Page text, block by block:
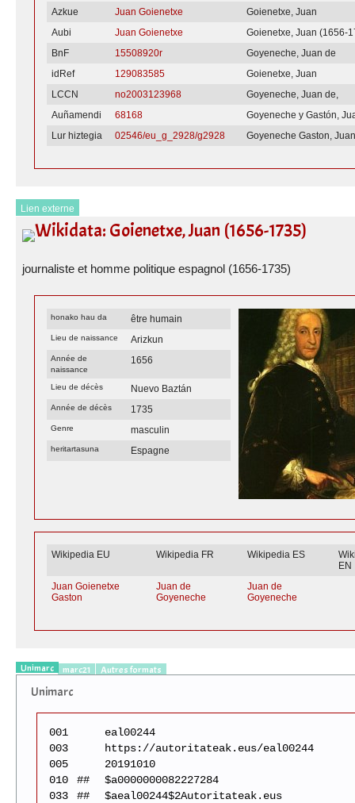
Azkue
Juan Goienetxe
Goienetxe, Juan
Aubi
Juan Goienetxe
Goienetxe, Juan (1656-
BnF
15508920r
Goyeneche, Juan de
idRef
129083585
Goienetxe, Juan
LCCN
no2003123968
Goyeneche, Juan de,
Auñamendi
68168
Goyeneche y Gastón,
Lur hiztegia
02546/eu_g_2928/g2928 Goyeneche Gaston,
Lien externe
Wikidata: Goienetxe, Juan (1656-1735)
journaliste et homme politique espagnol (1656-1735)
honako hau da être humain
Lieu de naissance Arizkun
Année de
naissance
1656
Lieu de décès Nuevo Baztán
Année de décès 1735
Genre masculin
heritartasuna Espagne
Wikipedia EU Wikipedia FR Wikipedia ES
EN
Juan Goienetxe
Gaston
Juan de
Goyeneche
Juan de
Goyeneche
Unimarc marc21 Autres formats
Unimarc
001
eal00244
003
https://autoritateak.eus/eal00244
005
20191010
010
##
$a0000000082227284
033
##
$aeal00244$2Autoritateak.eus